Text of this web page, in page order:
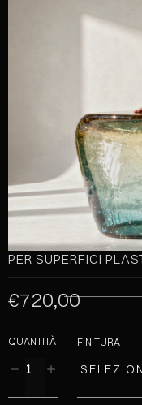
PER SUPERFICI
€720,00
QUANTITÀ FINITURA